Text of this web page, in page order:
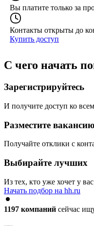
Вы платите только за
Контакты открыты до
Купить доступ
С чего начать
Зарегистрируйтесь
И получите доступ ко
Разместите вакансию
Получайте отклики с
Выбирайте лучших
Из тех, кто уже хочет у
Начать подбор на hh.ru
1197 компаний сейчас